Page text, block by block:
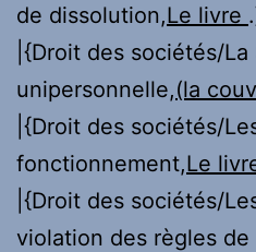
de dissolution,Le livre
|{Droit des sociétés/La
unipersonnelle,(la
|{Droit des sociétés/
fonctionnement,Le
|{Droit des sociétés/
violation des règles